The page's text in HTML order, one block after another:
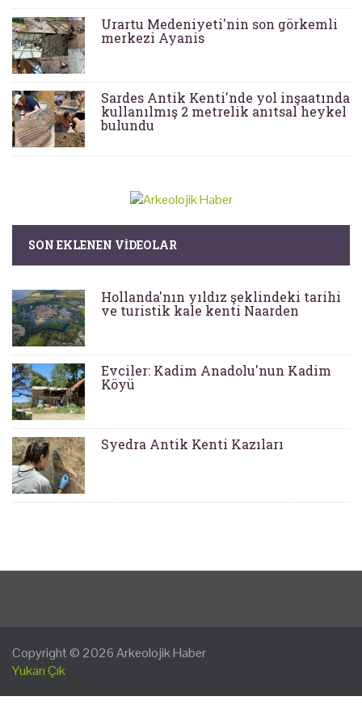
Urartu Medeniyeti'nin son görkemli
merkezi Ayanis
Sardes Antik Kenti'nde yol inşaatında
kullanılmış 2 metrelik anıtsal heykel
bulundu
SON EKLENEN VIDEOLAR
Hollanda'nın yıldız şeklindeki tarihi
ve turistik kale kenti Naarden
Evciler: Kadim Anadolu'nun Kadim
Köyü
Syedra Antik Kenti Kazıları
Copyright © 2026Arkeolojik Haber
Yukarı Çık